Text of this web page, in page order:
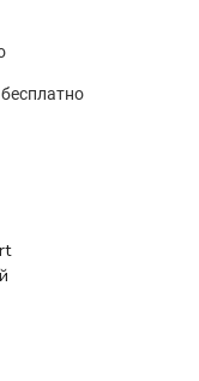
Бесплатно